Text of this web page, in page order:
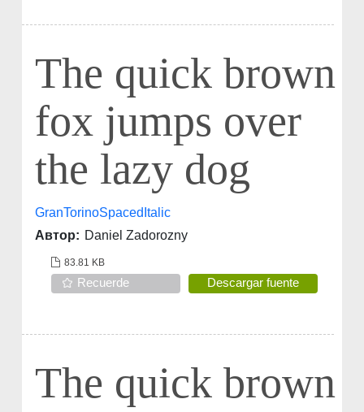
The quick brown
fox jumps over
the lazy dog
GranTorinoSpacedItalic
Автор: Daniel Zadorozny
83.81 KB
Recuerde Descargar fuente
The quick brown